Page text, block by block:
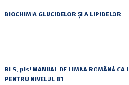
BIOCHIMIA GLUCIDELOR ȘI A LIPIDELOR
RLS, pls! MANUAL DE LIMBA ROMÂNĂ CA
PENTRU NIVELUL B1